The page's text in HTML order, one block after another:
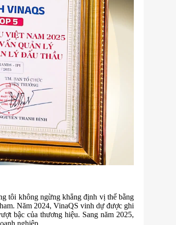
tôi không ngừng khẳng định vị thế bằng
Năm 2024, VinaQS vinh dự được ghi
bậc của thương hiệu. Sang năm 2025,
nghiệp.